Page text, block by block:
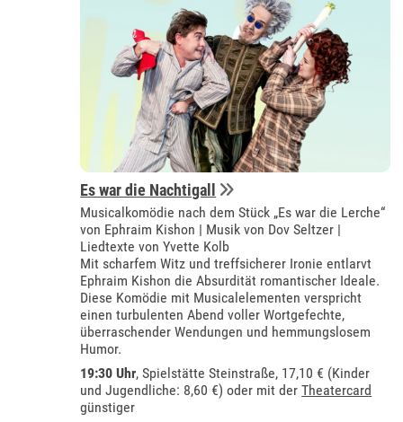
Es war die Nachtigall
Musicalkomödie nach dem Stück „Es war die Lerche“
von Ephraim Kishon | Musik von Dov Seltzer |
Liedtexte von Yvette Kolb
Mit scharfem Witz und treffsicherer Ironie entlarvt
Ephraim Kishon die Absurdität romantischer Ideale.
Diese Komödie mit Musicalelementen verspricht
einen turbulenten Abend voller Wortgefechte,
überraschender Wendungen und hemmungslosem
Humor.
19:30 Uhr, Spielstätte Steinstraße, 17,10 € (Kinder
und Jugendliche: 8,60 €) oder mit derTheatercard
günstiger